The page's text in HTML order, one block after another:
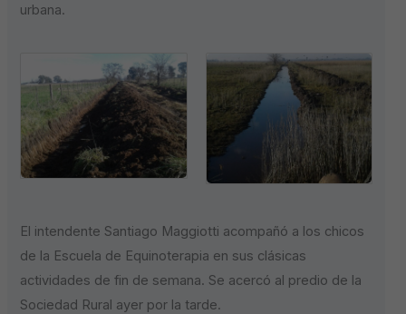
urbana.
El intendente Santiago Maggiotti acompañó a los chicos
de la Escuela de Equinoterapia en sus clásicas
actividades de fin de semana. Se acercó al predio de la
Sociedad Rural ayer por la tarde.